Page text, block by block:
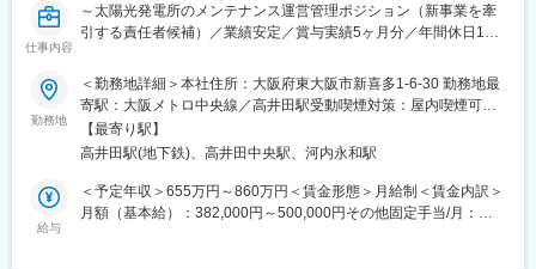
般へ携わっていただきます。
変更の範囲：会社の定める業務
■働き方：
ーまで幅広く活躍しています。
少数精鋭の組織だからこそ、情報共有や相談がしやすく、業界知
識や技術知識を身につけながら成長できる環境です。
また、単なる製品販売ではなく、顧客ごとの課題解決に向けた提
案型営業が中心となるため、営業としての提案力や折衝力を磨く
ことができます。
担当社数も限定されているため、顧客にしっかり向き合いながら
仕事内容
～太陽光発電所のメンテナンス運営管理ポジション（新事業を牽
引する責任者候補）／業績安定／賞与実績5ヶ月分／年間休日126
認定～
【社会インフラを支える。75年以上の信頼を、あなたの手で次の
時代へ。】
関西電機工業株式会社は1946年創業。配電盤・キュービクルの専
門メーカーとして、社会インフラを支え続けてきた老舗企業で
す。
勤務地
＜勤務地詳細＞本社住所：大阪府東大阪市新喜多1-6-30 勤務地最
寄駅：大阪メトロ中央線／高井田駅受動喫煙対策：屋内喫煙可能
場所あり変更の範囲：会社の定める事業所
【最寄り駅】
高井田駅(地下鉄)、高井田中央駅、河内永和駅
給与
＜予定年収＞655万円～860万円＜賃金形態＞月給制＜賃金内訳＞
月額（基本給）：382,000円～500,000円その他固定手当/月：